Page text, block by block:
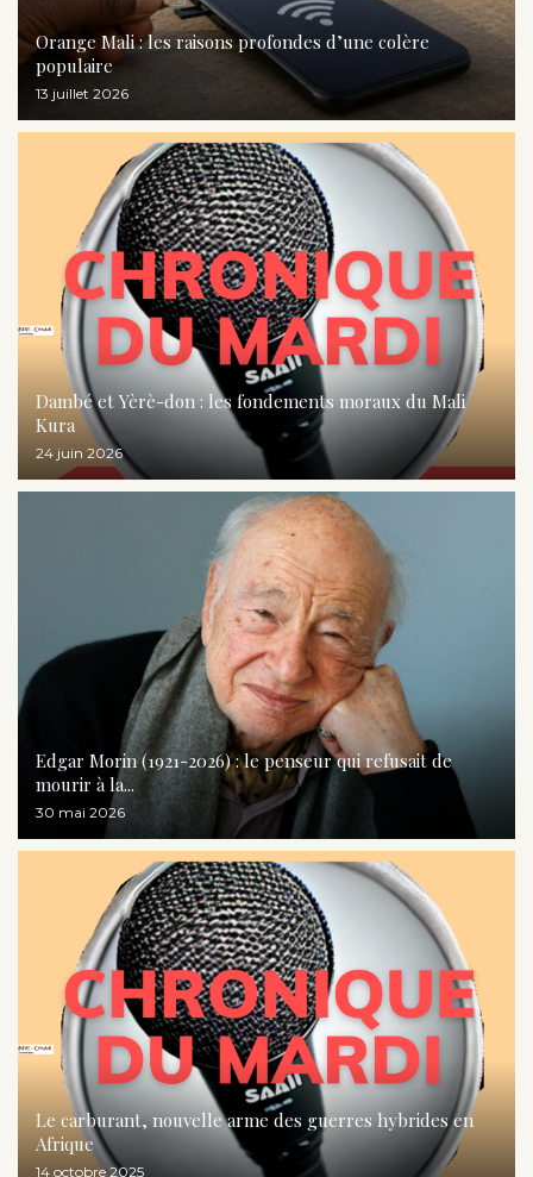
Orange Mali : les raisons profondes d’une colère
populaire
13 juillet 2026
Dambé et Yèrè-don : les fondements moraux du Mali
Kura
24 juin 2026
Edgar Morin (1921-2026) : le penseur qui refusait de
mourir à la...
30 mai 2026
Le carburant, nouvelle arme des guerres hybrides en
Afrique
14 octobre 2025